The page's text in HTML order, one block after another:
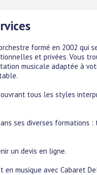
formé en 2002 qui
et privées. Vous
musicale adaptée à
tous les styles
ses diverses formations
un devis en ligne.
en musique avec Cabaret